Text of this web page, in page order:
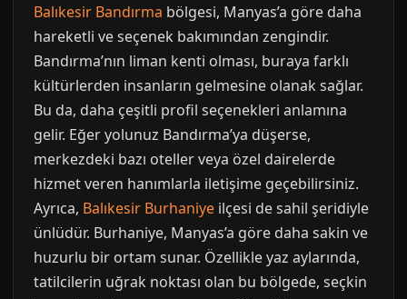
Balıkesir Bandırma bölgesi, Manyas’a göre daha
hareketli ve seçenek bakımından zengindir.
Bandırma’nın liman kenti olması, buraya farklı
kültürlerden insanların gelmesine olanak sağlar.
Bu da, daha çeşitli profil seçenekleri anlamına
gelir. Eğer yolunuz Bandırma’ya düşerse,
merkezdeki bazı oteller veya özel dairelerde
hizmet veren hanımlarla iletişime geçebilirsiniz.
Ayrıca, Balıkesir Burhaniye ilçesi de sahil şeridiyle
ünlüdür. Burhaniye, Manyas’a göre daha sakin ve
huzurlu bir ortam sunar. Özellikle yaz aylarında,
tatilcilerin uğrak noktası olan bu bölgede, seçkin